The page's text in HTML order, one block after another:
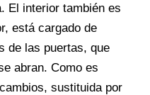
El interior también es
está cargado de
de las puertas, que
abran. Como es
sustituida por